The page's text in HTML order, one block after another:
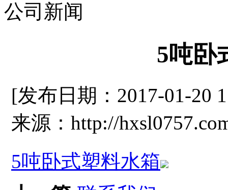
公司新闻
5吨卧
[发布日期：2017-01-20
来源：http://
5吨卧式塑料水箱